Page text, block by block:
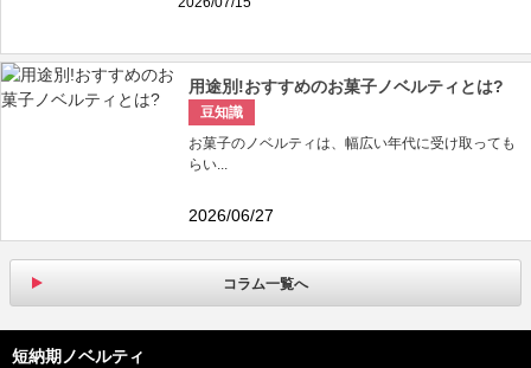
用途別!おすすめのお菓子ノベルティとは?
豆知識
お菓子のノベルティは、幅広い年代に受け取っても
らい...
2026/06/27
コラム一覧へ
短納期ノベルティ